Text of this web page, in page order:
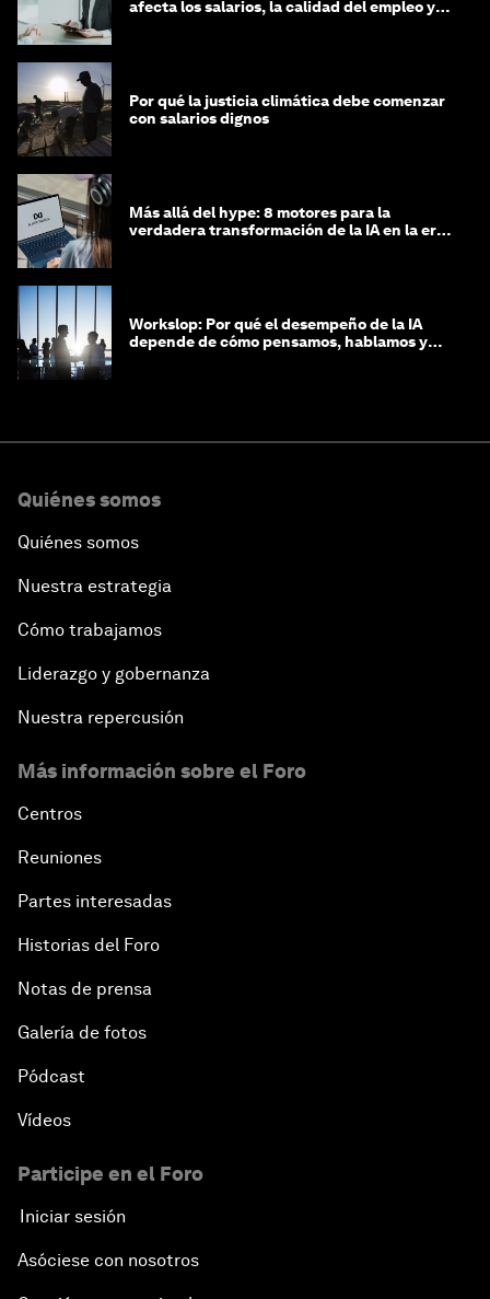
afecta los salarios, la calidad del empleo y
Por qué la justicia climática debe comenzar
con salarios dignos
Más allá del hype: 8 motores para la
verdadera transformación de la IA en la era
Workslop: Por qué el desempeño de la IA
depende de cómo pensamos, hablamos y
Quiénes somos
Quiénes somos
Nuestra estrategia
Cómo trabajamos
Liderazgo y gobernanza
Nuestra repercusión
Más información sobre el Foro
Centros
Reuniones
Partes interesadas
Historias del Foro
Notas de prensa
Galería de fotos
Pódcast
Vídeos
Participe en el Foro
Iniciar sesión
Asóciese con nosotros